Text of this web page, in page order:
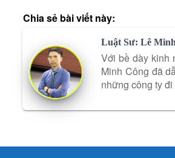
Chia sẻ bài viết này:
Luật Sư: Lê
Với bề dày kinh
Minh Công đã
những công ty